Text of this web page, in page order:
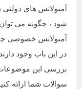
آمبولانس های
شود ، چگونه می
آمبولانس خصوصی
در این باب وجود
بررسی این
سوالات شما ارائه